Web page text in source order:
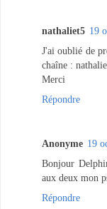
nathaliet5 19
J'ai oublié de
chaîne :
Merci
Répondre
Anonyme 19
Bonjour
aux deux mon
Répondre